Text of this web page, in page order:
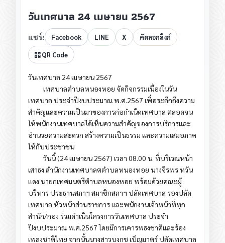
วันเทศบาล 24 เมษายน 2567
แชร์: Facebook LINE X คัดลอกลิงก์
QR Code
วันเทศบาล 24 เมษายน 2567
เทศบาลตำบลหนองหอย จัดกิจกรรมเนื่องในวัน
เทศบาล ประจำปีงบประมาณ พ.ศ.2567 เพื่อระลึกถึงความ
สำคัญและความเป็นมาของการก่อกำเนิดเทศบาล ตลอดจน
ให้พนักงานเทศบาลได้เห็นความสำคัญของการบริการและ
อำนวยความสะดวก สร้างความเป็นธรรม และความเสมอภาค
ให้กับประชาชน
วันนี้ (24 เมษายน 2567) เวลา 08.00 น. ที่บริเวณหน้า
เสาธง สำนักงานเทศบาลตตำบลหนองหอย นางจีรพร หวัน
แดง นายกเทศมนตรีตำบลหนองหอย พร้อมด้วยคณะผู้
บริหาร ประธานสภาฯ สมาชิกสภาฯ ปลัดเทศบาล รองปลัด
เทศบาล หัวหน้าส่วนราชการ และพนักงานเจ้าหน้าที่ทุก
สำนัก/กอง ร่วมดำเนินโครงการวันเทศบาล ประจำ
ปีงบประมาณ พ.ศ.2567 โดยมีการเคารพธงชาติและร้อง
เพลงชาติไทย จากนั้นนางสาวบงกช เบ็ญมาตร์ ปลัดเทศบาล